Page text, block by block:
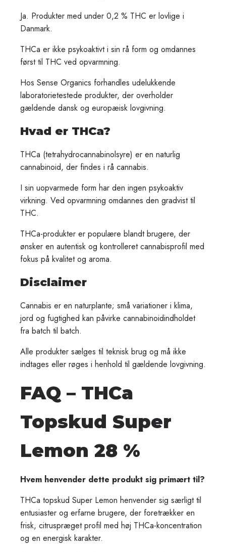
Ja. Produkter med under 0,2 % THC er lovlige i
Danmark.
THCa er ikke psykoaktivt i sin rå form og omdannes
først til THC ved opvarmning.
Hos Sense Organics forhandles udelukkende
laboratorietestede produkter, der overholder
gældende dansk og europæisk lovgivning.
Hvad er THCa?
THCa (tetrahydrocannabinolsyre) er en naturlig
cannabinoid, der findes i rå cannabis.
I sin uopvarmede form har den ingen psykoaktiv
virkning. Ved opvarmning omdannes den gradvist til
THC.
THCa-produkter er populære blandt brugere, der
ønsker en autentisk og kontrolleret cannabisprofil med
fokus på kvalitet og aroma.
Disclaimer
Cannabis er en naturplante; små variationer i klima,
jord og fugtighed kan påvirke cannabinoidindholdet
fra batch til batch.
Alle produkter sælges til teknisk brug og må ikke
indtages eller røges i henhold til gældende lovgivning.
FAQ – THCa
Topskud Super
Lemon 28 %
Hvem henvender dette produkt sig primært til?
THCa topskud Super Lemon henvender sig særligt til
entusiaster og erfarne brugere, der foretrækker en
frisk, citruspræget profil med høj THCa-koncentration
og en energisk karakter.